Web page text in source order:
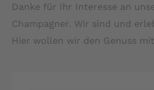
Danke für Ihr Interesse an
Champagner. Wir sind und
Hier wollen wir den Genuss